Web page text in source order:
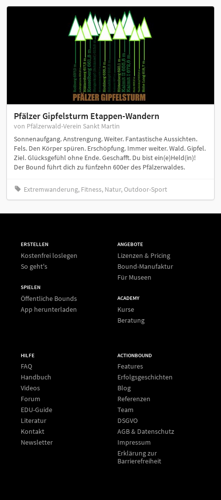
Pfälzer Gipfelsturm Etappen-Wandern
von Pfälzerwald-Verein Sankt Martin
Sonnenaufgang. Anstrengung. Weiter. Fantastische Aussichten.
Fels. Den Körper spüren. Erschöpfung. Immer weiter. Wald. Gipfel.
Ziel. Glücksgefühl ohne Ende. Geschafft. Du bist ein(e)Held(in)!
Der Bound führt dich zu fünfzehn 600er des Pfälzerwaldes.
Extremwanderung, Fitness, Natur, Outdoor-Sport
ERSTELLEN
Kostenfrei loslegen
So geht's
SPIELEN
Öffentliche Bounds
App herunterladen
ANGEBOTE
Lizenzen & Pricing
Bound-Manufaktur
Für Museen
ACADEMY
Kurse
Beratung
HILFE
FAQ
Handbuch
Videos
Forum
EDU-Guide
Literatur
Kontakt
Newsletter
ACTIONBOUND
Features
Erfolgsgeschichten
Blog
Referenzen
Team
DSGVO
AGB & Datenschutz
Impressum
Erklärung zur
Barrierefreiheit